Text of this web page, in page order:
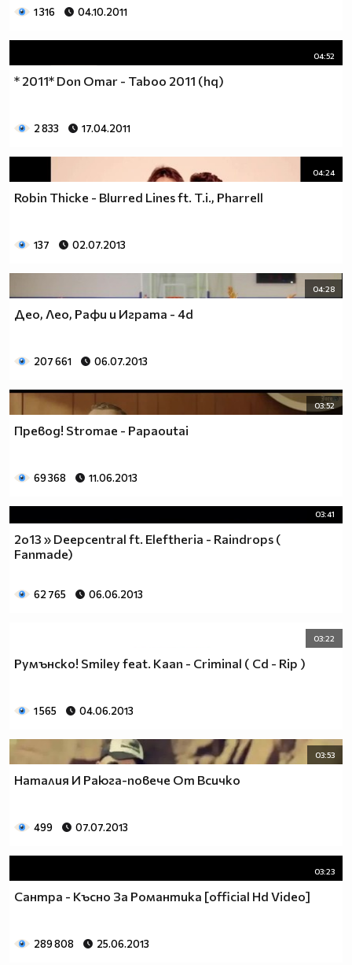
1 316 04.10.2011
04:52
* 2011* Don Omar - Taboo 2011 (hq)
2 833 17.04.2011
04:24
Robin Thicke - Blurred Lines ft. T.i., Pharrell
137 02.07.2013
04:28
Део, Лео, Рафи и Играта - 4d
207 661 06.07.2013
03:52
Превод! Stromae - Papaoutai
69 368 11.06.2013
03:41
2о13 » Deepcentral ft. Eleftheria - Raindrops (
Fanmade)
62 765 06.06.2013
03:22
Румънско! Smiley feat. Kaan - Criminal ( Cd - Rip )
1 565 04.06.2013
03:53
Наталия И Раюга-повече От Всичко
499 07.07.2013
03:23
Сантра - Късно За Романтика [official Hd Video]
289 808 25.06.2013